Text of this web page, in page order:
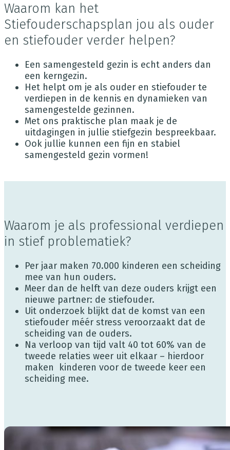
Waarom kan het
Stiefouderschapsplan jou als ouder
en stiefouder verder helpen?
Een samengesteld gezin is echt anders dan
een kerngezin.
Het helpt om je als ouder en stiefouder te
verdiepen in de kennis en dynamieken van
samengestelde gezinnen.
Met ons praktische plan maak je de
uitdagingen in jullie stiefgezin bespreekbaar.
Ook jullie kunnen een fijn en stabiel
samengesteld gezin vormen!
Waarom je als professional verdiepen
in stief problematiek?
Per jaar maken 70.000 kinderen een scheiding
mee van hun ouders.
Meer dan de helft van deze ouders krijgt een
nieuwe partner: de stiefouder.
Uit onderzoek blijkt dat de komst van een
stiefouder méér stress veroorzaakt dat de
scheiding van de ouders.
Na verloop van tijd valt 40 tot 60% van de
tweede relaties weer uit elkaar – hierdoor
maken kinderen voor de tweede keer een
scheiding mee.